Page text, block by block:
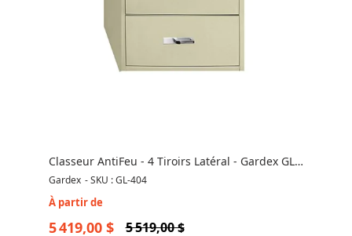
Classeur AntiFeu - 4 Tiroirs Latéral - Gardex GL-
404
Gardex -SKU : GL-404
À partir de
5 419,00 $ 5 519,00 $